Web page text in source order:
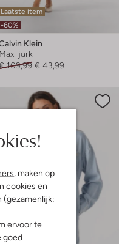
, maken op
cookies en
(gezamenlijk:
ervoor te
goed
Laatste item
-60%
Klein
Maxi jurk
109,99 € 43,99